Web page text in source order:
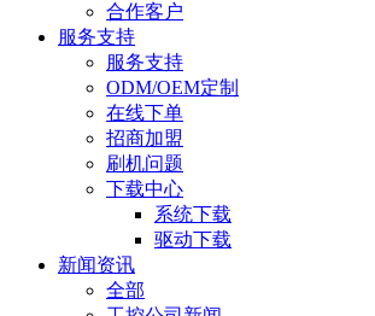
合作客户
服务支持
服务支持
ODM/OEM定制
在线下单
招商加盟
刷机问题
下载中心
系统下载
驱动下载
新闻资讯
全部